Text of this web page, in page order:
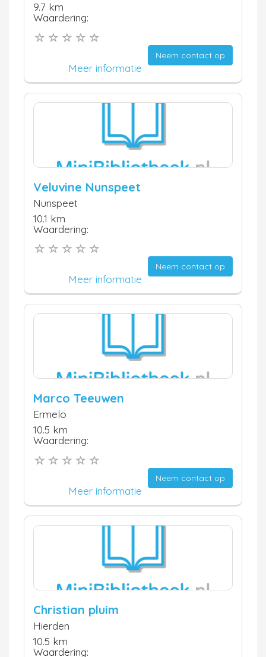
9.7 km
Waardering:
Neem contact op
Meer informatie
Veluvine Nunspeet
Nunspeet
10.1 km
Waardering:
Neem contact op
Meer informatie
Marco Teeuwen
Ermelo
10.5 km
Waardering:
Neem contact op
Meer informatie
Christian pluim
Hierden
10.5 km
Waardering: